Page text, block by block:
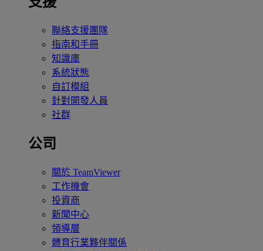
聯絡支援團隊
指南和手冊
知識庫
系統狀態
自訂模組
針對開發人員
社群
公司
關於 TeamViewer
工作機會
投資商
新聞中心
領導層
體育行業夥伴關係